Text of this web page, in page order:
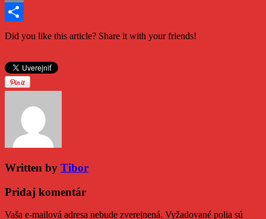
Email
Share
Did you like this article? Share it with your friends!
Written by Tibor
Pridaj komentár
Vaša e-mailová adresa nebude zverejnená. Vyžadované polia sú